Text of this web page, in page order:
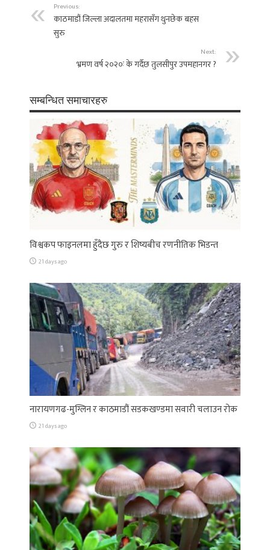
Previous:
काठमाडौं जिल्ला अदालतमा महरासँग थुनछेक बहस
सुरु
Next:
भ्रमण वर्ष २०२०ः के गर्दैछ तुलसीपुर उपमहानगर ?
सम्बन्धित समाचारहरु
विश्वकप फाइनलमा हुँदैछ गुरु र शिष्यबीच रणनीतिक भिडन्त
21 days ago
नारायणगढ-मुग्लिन र काठमाडौं सडकखण्डमा सवारी चलाउन रोक
21 days ago